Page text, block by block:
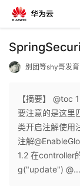
返
个
人
我
别团等shy哥发育
【摘要】 @toc
要注意的是这里
类开启注解使用
注解
1.2 在controller
g("update") @...